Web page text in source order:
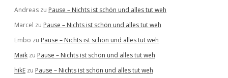
Andreas zu Pause – Nichts ist schön und alles tut weh
Marcel zu Pause – Nichts ist schön und alles tut weh
Embo zu Pause – Nichts ist schön und alles tut weh
Maik zu Pause – Nichts ist schön und alles tut weh
hikE zu Pause – Nichts ist schön und alles tut weh